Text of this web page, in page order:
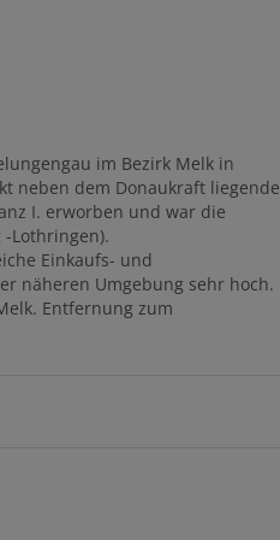
im Bezirk Melk in
neben dem Donaukraft liegende
I. erworben und war die
-Lothringen).
Einkaufs- und
näheren Umgebung sehr hoch.
Entfernung zum